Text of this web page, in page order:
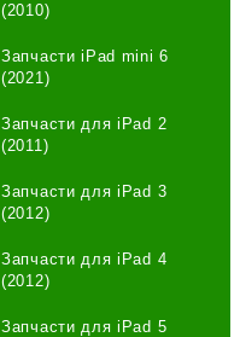
(2010)
Запчасти iPad mini 6
(2021)
Запчасти для iPad 2
(2011)
Запчасти для iPad 3
(2012)
Запчасти для iPad 4
(2012)
Запчасти для iPad 5